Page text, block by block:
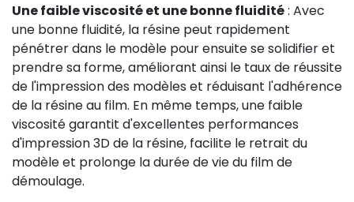
Une faible viscosité et une bonne fluidité: Avec
une bonne fluidité, la résine peut rapidement
pénétrer dans le modèle pour ensuite se solidifier et
prendre sa forme, améliorant ainsi le taux de réussite
de l'impression des modèles et réduisant l'adhérence
de la résine au film. En même temps, une faible
viscosité garantit d'excellentes performances
d'impression 3D de la résine, facilite le retrait du
modèle et prolonge la durée de vie du film de
démoulage.